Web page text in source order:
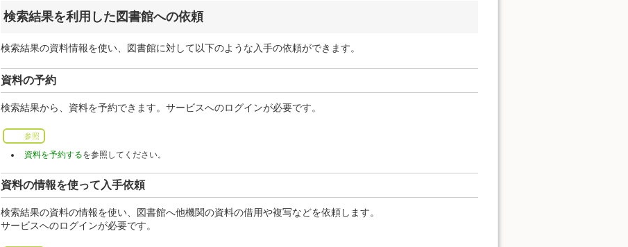
検索結果を利用した図書館への依頼
検索結果の資料情報を使い、図書館に対して以下のような入手の依頼ができます。
資料の予約
検索結果から、資料を予約できます。サービスへのログインが必要です。
参照
資料を予約するを参照してください。
資料の情報を使って入手依頼
検索結果の資料の情報を使い、図書館へ他機関の資料の借用や複写などを依頼します。
サービスへのログインが必要です。